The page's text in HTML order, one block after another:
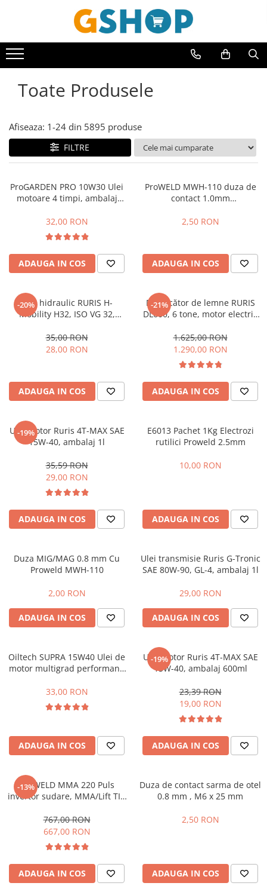
Accesorii motocoase si trimmere
Atomizoare si pulverizatoare
Cantarire
Despicatoare busteni
Foarfece gard viu
Granulatoare
Masini de taiat parchet / placi
Masini de tocat carne
Masini de tuns gazon
Casute de gradina
Mobilier gradina si terasa
Motoburghie si masini sa sapat
Motocoase si trimmere
Plasa de umbrire, mascare gard
Pompe de apa
Accesorii pompe
Motopompe
Pompe de circulatie
Pompe de suprafata
ulei, lichide alimentare
murdara/menajera
Rezervoare din polietilena
Suflante frunze
Echipamente de protectie
Bocanci de protectie
Manusi si palmare
Protectie mecanica
Protectie sudura
Protectie taiere si perforatii
Protectia capului
Casti de protectie
Toate Produsele
Afiseaza: 1-24 din 5895 produse
FILTRE
ProGARDEN PRO 10W30 Ulei
motoare 4 timpi, ambalaj
32,00 RON
ADAUGA IN COS
ProWELD MWH-110 duza de
contact 1.0mm
x 25 mm
2,50 RON
ADAUGA IN COS
-20%
Ulei hidraulic RURIS H-
Mobility H32, ISO VG 32,
35,00 RON
28,00 RON
ADAUGA IN COS
-21%
Despicător de lemne RURIS
DL600, 6 tone, motor electric
1.625,00 RON
1.290,00 RON
ADAUGA IN COS
-19%
Ulei motor Ruris 4T-MAX SAE
15W-40, ambalaj 1l
35,59 RON
29,00 RON
ADAUGA IN COS
E6013 Pachet 1Kg Electrozi
rutilici Proweld 2.5mm
10,00 RON
ADAUGA IN COS
Duza MIG/MAG 0.8 mm Cu
Proweld MWH-110
2,00 RON
ADAUGA IN COS
Ulei transmisie Ruris G-Tronic
SAE 80W-90, GL-4, ambalaj 1l
29,00 RON
ADAUGA IN COS
Oiltech SUPRA 15W40 Ulei de
motor multigrad performant,
33,00 RON
ADAUGA IN COS
-19%
Ulei motor Ruris 4T-MAX SAE
15W-40, ambalaj 600ml
23,39 RON
19,00 RON
ADAUGA IN COS
-13%
ProWELD MMA 220 Puls
invertor sudare, MMA/Lift TIG
garantie 3 ani
767,00 RON
667,00 RON
ADAUGA IN COS
Duza de contact sarma de otel
0.8 mm , M6 x 25 mm
2,50 RON
ADAUGA IN COS